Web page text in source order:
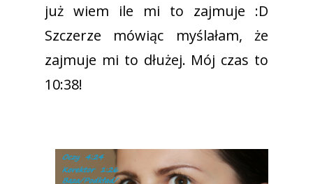
już wiem ile mi to zajmuje :D
Szczerze mówiąc myślałam, że
zajmuje mi to dłużej. Mój czas to
10:38!